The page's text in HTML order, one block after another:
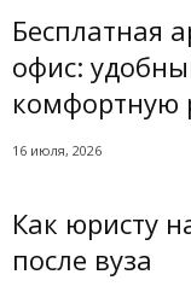
Бесплатная
офис:
комфортную
16 июля, 2026
Как юристу
после вуза